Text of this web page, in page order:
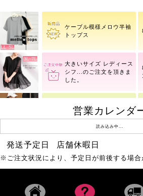
ケーブル模様メロウ半袖
トップス
大きいサイズ レディース
シフ
ワッフルベストフェイク
レイヤードプルオーバー
Vネック総レースノース
リーブトップス
大きいサイズ レディース
総レ
営業カレンダ
読み込み中...
発送予定日 店舗休暇日
※ご注文状況により、予定日が前後する場合